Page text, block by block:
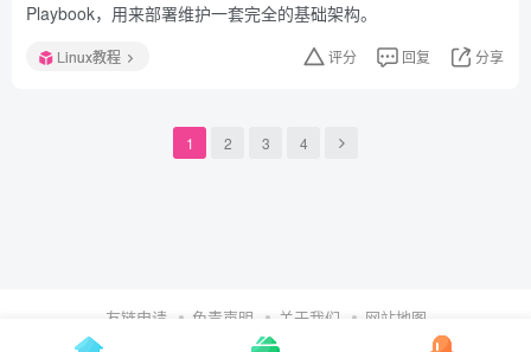
Playbook，用来部署维护一套完全的基础架构。
Linux教程 评分 回复 分享
1 2 3 4
友链申请 免责声明 关于我们 网站地图